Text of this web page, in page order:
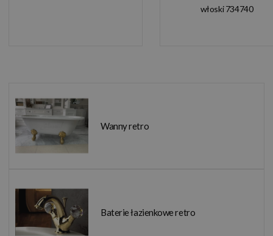
włoski 734740
Wanny retro
Baterie łazienkowe retro